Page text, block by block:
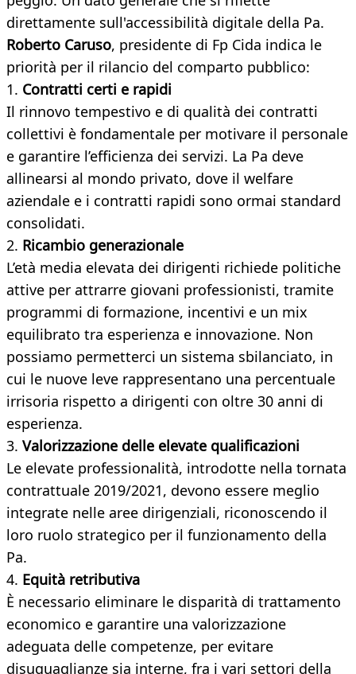
direttamente sull'accessibilità digitale della Pa.
Roberto Caruso, presidente di Fp Cida indica le
priorità per il rilancio del comparto pubblico:
1. Contratti certi e rapidi
Il rinnovo tempestivo e di qualità dei contratti
collettivi è fondamentale per motivare il personale
e garantire l’efficienza dei servizi. La Pa deve
allinearsi al mondo privato, dove il welfare
aziendale e i contratti rapidi sono ormai standard
consolidati.
2. Ricambio generazionale
L’età media elevata dei dirigenti richiede politiche
attive per attrarre giovani professionisti, tramite
programmi di formazione, incentivi e un mix
equilibrato tra esperienza e innovazione. Non
possiamo permetterci un sistema sbilanciato, in
cui le nuove leve rappresentano una percentuale
irrisoria rispetto a dirigenti con oltre 30 anni di
esperienza.
3. Valorizzazione delle elevate qualificazioni
Le elevate professionalità, introdotte nella tornata
contrattuale 2019/2021, devono essere meglio
integrate nelle aree dirigenziali, riconoscendo il
loro ruolo strategico per il funzionamento della
Pa.
4. Equità retributiva
È necessario eliminare le disparità di trattamento
economico e garantire una valorizzazione
adeguata delle competenze, per evitare
disuguaglianze sia interne, fra i vari settori della